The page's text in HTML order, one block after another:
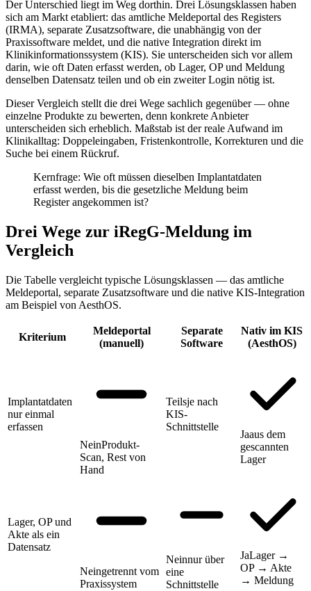
Der Unterschied liegt im Weg dorthin. Drei Lösungsklassen haben
sich am Markt etabliert: das amtliche Meldeportal des Registers
(IRMA), separate Zusatzsoftware, die unabhängig von der
Praxissoftware meldet, und die native Integration direkt im
Klinikinformationssystem (KIS). Sie unterscheiden sich vor allem
darin, wie oft Daten erfasst werden, ob Lager, OP und Meldung
denselben Datensatz teilen und ob ein zweiter Login nötig ist.
Dieser Vergleich stellt die drei Wege sachlich gegenüber — ohne
einzelne Produkte zu bewerten, denn konkrete Anbieter
unterscheiden sich erheblich. Maßstab ist der reale Aufwand im
Klinikalltag: Doppeleingaben, Fristenkontrolle, Korrekturen und die
Suche bei einem Rückruf.
Kernfrage: Wie oft müssen dieselben Implantatdaten
erfasst werden, bis die gesetzliche Meldung beim
Register angekommen ist?
Drei Wege zur iRegG-Meldung im
Vergleich
Die Tabelle vergleicht typische Lösungsklassen — das amtliche
Meldeportal, separate Zusatzsoftware und die native KIS-Integration
am Beispiel von AesthOS.
Kriterium
Meldeportal
(manuell)
Separate
Software
Nativ im KIS
(AesthOS)
Implantatdaten
nur einmal
erfassen
NeinProdukt-
Scan, Rest von
Hand
Teilsje nach
KIS-
Schnittstelle
Jaaus dem
gescannten
Lager
Lager, OP und
Akte als ein
Datensatz
Neingetrennt vom
Praxissystem
Neinnur über
eine
Schnittstelle
JaLager →
OP → Akte
→ Meldung